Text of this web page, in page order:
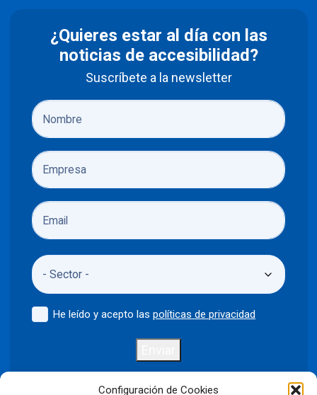
Configuración de Cookies
¿Quieres estar al día con las
noticias de accesibilidad?
Suscríbete a la newsletter
He leído y acepto laspolíticas de privacidad